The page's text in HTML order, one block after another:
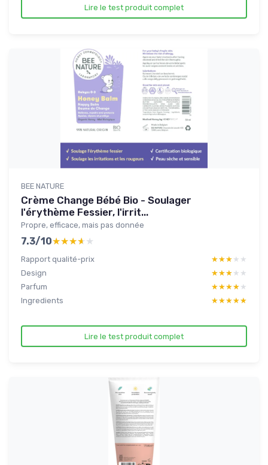
Lire le test produit complet
BEE NATURE
Crème Change Bébé Bio - Soulager
l'érythème Fessier, l'irrit...
Propre, efficace, mais pas donnée
7.3/10★★★★★
★★★★★
Rapport qualité-prix ★★★★★
★★★★★
Design
★★★★★
★★★★★
Parfum
★★★★★
★★★★★
Ingredients
★★★★★
★★★★★
Lire le test produit complet